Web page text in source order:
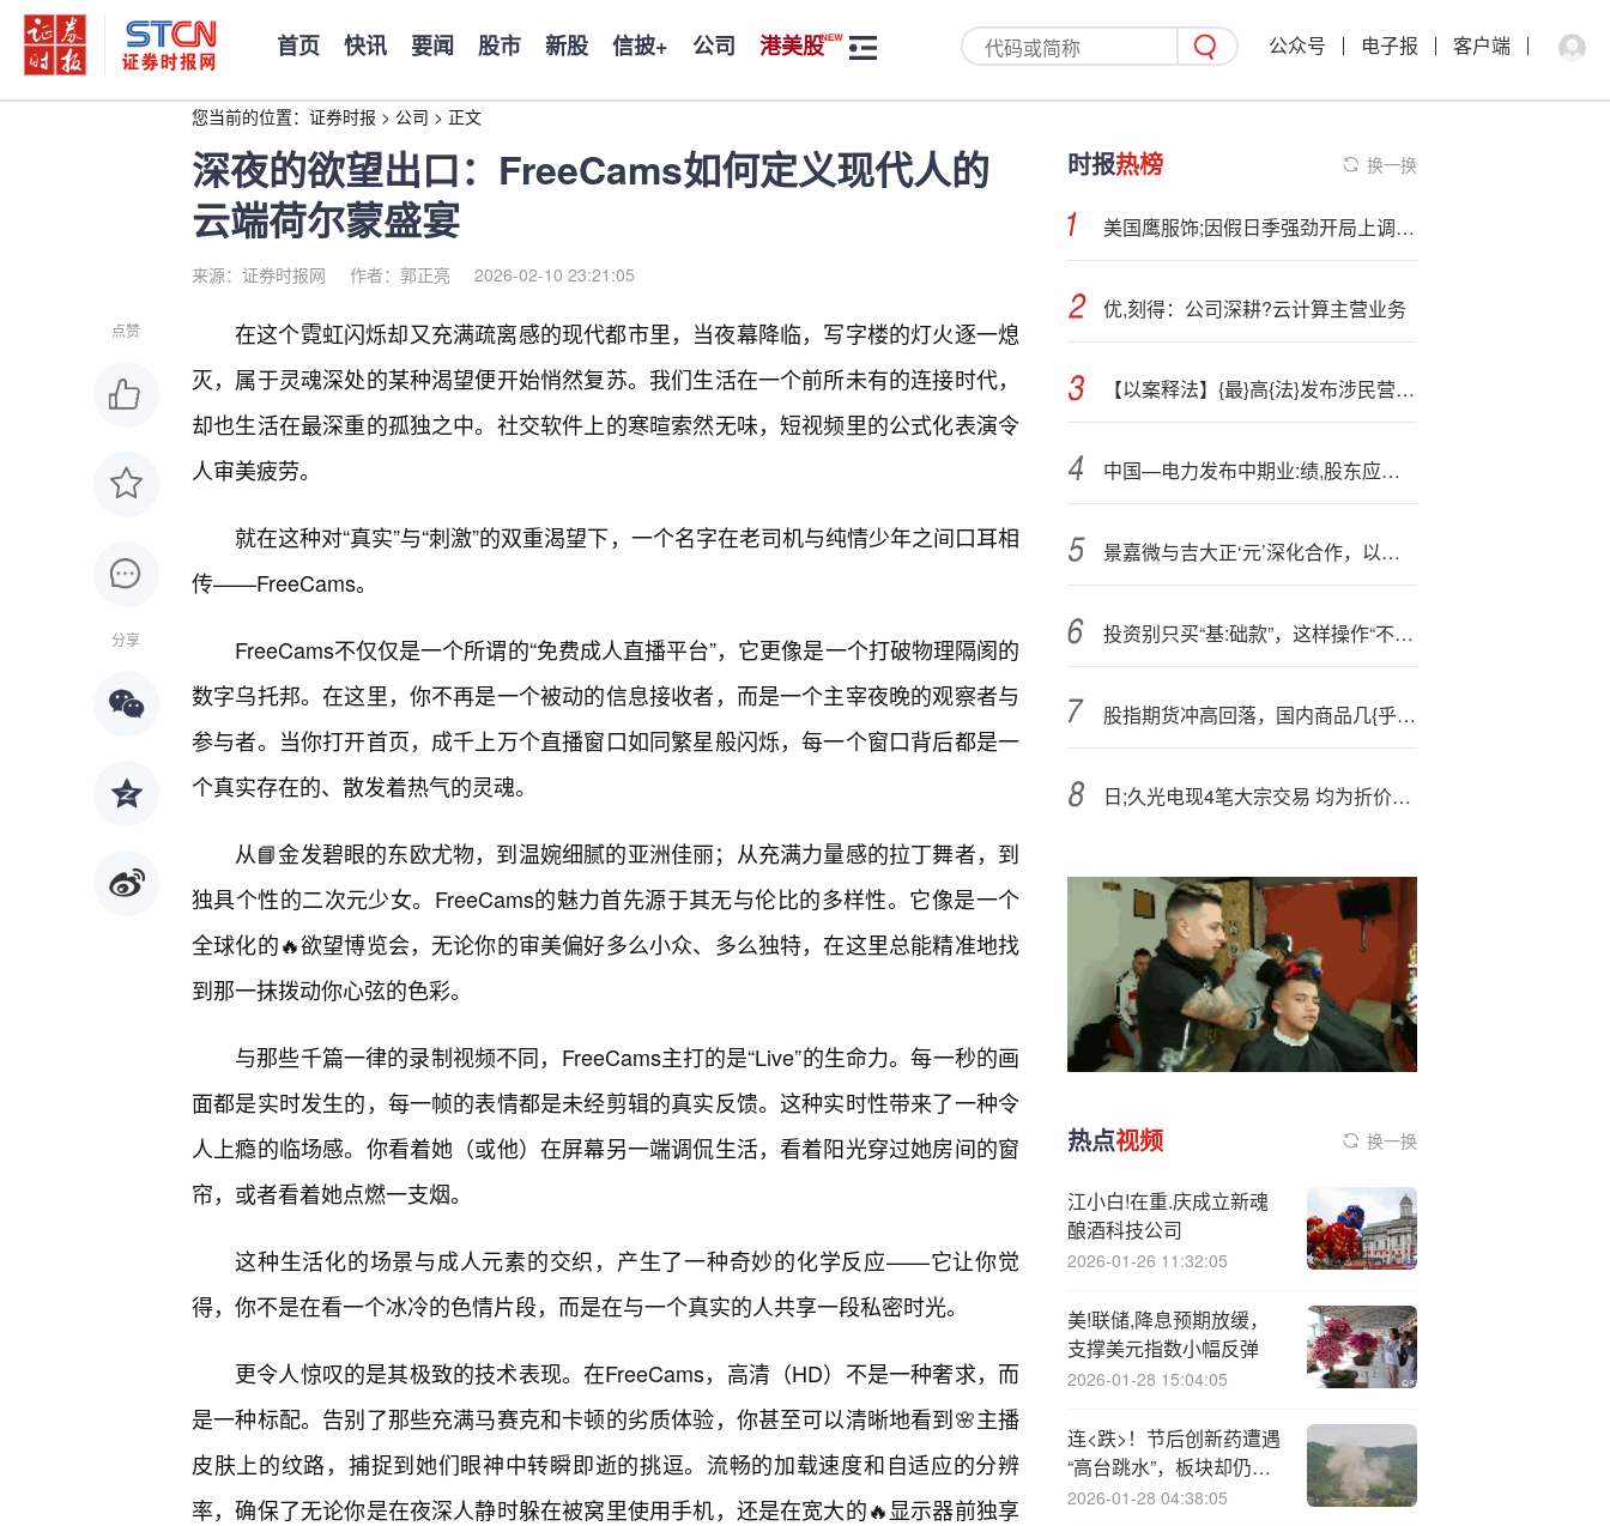
首页 快讯 要闻 股市 新股 信披+ 公司 港美股 公众号 电子报 客户端
您当前的位置： 证券时报 > 公司 > 正文
深夜的欲望出口：FreeCams如何定义现代人的
云端荷尔蒙盛宴
来源：证券时报网 作者：郭正亮 2026-02-10 23:21:05
点赞
分享
在这个霓虹闪烁却又充满疏离感的现代都市里，当夜幕降临，写字楼的灯火逐一熄
灭，属于灵魂深处的某种渴望便开始悄然复苏。我们生活在一个前所未有的连接时代，
却也生活在最深重的孤独之中。社交软件上的寒暄索然无味，短视频里的公式化表演令
人审美疲劳。
就在这种对“真实”与“刺激”的双重渴望下，一个名字在老司机与纯情少年之间口耳相
传——FreeCams。
FreeCams不仅仅是一个所谓的“免费成人直播平台”，它更像是一个打破物理隔阂的
数字乌托邦。在这里，你不再是一个被动的信息接收者，而是一个主宰夜晚的观察者与
参与者。当你打开首页，成千上万个直播窗口如同繁星般闪烁，每一个窗口背后都是一
个真实存在的、散发着热气的灵魂。
从📘金发碧眼的东欧尤物，到温婉细腻的亚洲佳丽；从充满力量感的拉丁舞者，到
独具个性的二次元少女。FreeCams的魅力首先源于其无与伦比的多样性。它像是一个
全球化的🔥欲望博览会，无论你的审美偏好多么小众、多么独特，在这里总能精准地找
到那一抹拨动你心弦的色彩。
与那些千篇一律的录制视频不同，FreeCams主打的是“Live”的生命力。每一秒的画
面都是实时发生的，每一帧的表情都是未经剪辑的真实反馈。这种实时性带来了一种令
人上瘾的临场感。你看着她（或他）在屏幕另一端调侃生活，看着阳光穿过她房间的窗
帘，或者看着她点燃一支烟。
这种生活化的场景与成人元素的交织，产生了一种奇妙的化学反应——它让你觉
得，你不是在看一个冰冷的色情片段，而是在与一个真实的人共享一段私密时光。
更令人惊叹的是其极致的技术表现。在FreeCams，高清（HD）不是一种奢求，而
是一种标配。告别了那些充满马赛克和卡顿的劣质体验，你甚至可以清晰地看到🌸主播
皮肤上的纹路，捕捉到她们眼神中转瞬即逝的挑逗。流畅的加载速度和自适应的分辨
率，确保了无论你是在夜深人静时躲在被窝里使用手机，还是在宽大的🔥显示器前独享
时报热榜 换一换
美国鹰服饰;因假日季强劲开局上调展望
优,刻得：公司深耕?云计算主营业务
【以案释法】{最}高{法}发布涉民营企业产权和民营企业家权益保护再审典型案例
中国—电力发布中期业:绩,股东应占利润25.87亿元同比增加0.65%
景嘉微与吉大正‘元’深化合作，以技术整合提升核心竞争力
投资别只买“基:础款”，这样操作“不基础”
股指期货冲高回落，国内商品几{乎}全线飘绿
日;久光电现4笔大宗交易 均为折价成交
热点视频 换一换
江小白!在重.庆成立新魂
酿酒科技公司
2026-01-26 11:32:05
美!联储,降息预期放缓，
支撑美元指数小幅反弹
2026-01-28 15:04:05
连<跌>！节后创新药遭遇
“高台跳水”，板块却仍值
得看好？
2026-01-28 04:38:05